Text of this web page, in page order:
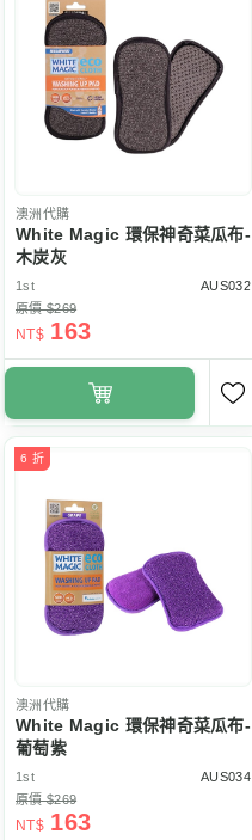
澳洲代購
White Magic 環保神奇菜瓜布-
木炭灰
1st
AUS032
原價 $269
NT$ 163
6 折
澳洲代購
White Magic 環保神奇菜瓜布-
葡萄紫
1st
AUS034
原價 $269
NT$ 163